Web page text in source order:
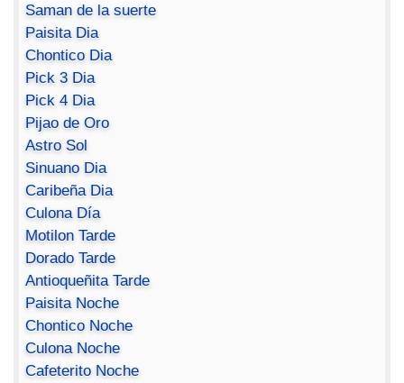
Saman de la suerte
Paisita Dia
Chontico Dia
Pick 3 Dia
Pick 4 Dia
Pijao de Oro
Astro Sol
Sinuano Dia
Caribeña Dia
Culona Día
Motilon Tarde
Dorado Tarde
Antioqueñita Tarde
Paisita Noche
Chontico Noche
Culona Noche
Cafeterito Noche